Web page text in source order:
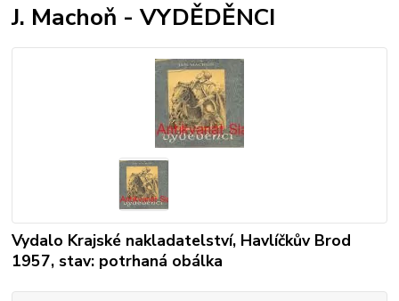
J. Machoň - VYDĚDĚNCI
Vydalo Krajské nakladatelství, Havlíčkův Brod
1957, stav: potrhaná obálka